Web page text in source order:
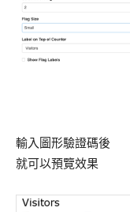
輸入圖形驗證碼後
就可以預覽效果